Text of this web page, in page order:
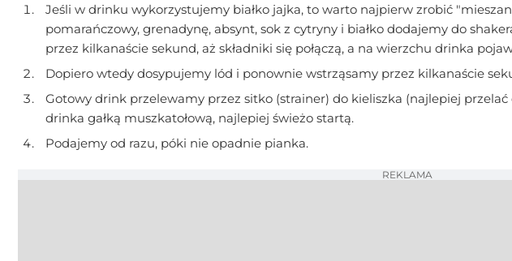
Jeśli w drinku wykorzystujemy białko jajka, to warto najpierw zrobić
pomarańczowy, grenadynę, absynt, sok z cytryny i białko dodajemy do
przez kilkanaście sekund, aż składniki się połączą, a na wierzchu drinka
Dopiero wtedy dosypujemy lód i ponownie wstrząsamy przez kilkanaście
Gotowy drink przelewamy przez sitko (strainer) do kieliszka (najlepiej
drinka gałką muszkatołową, najlepiej świeżo startą.
Podajemy od razu, póki nie opadnie pianka.
REKLAMA